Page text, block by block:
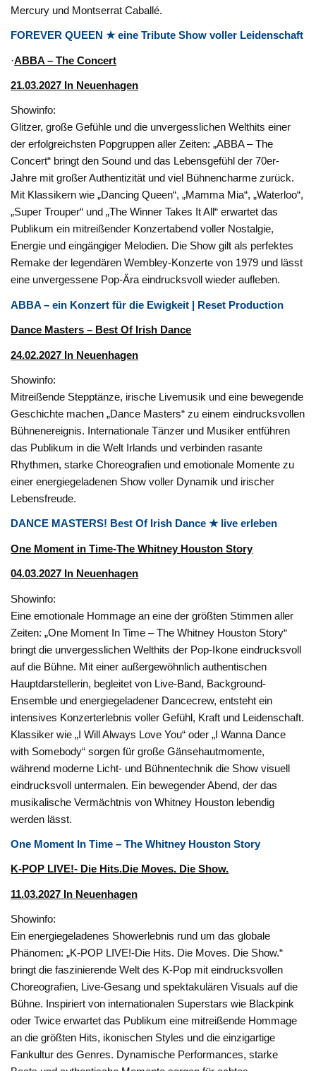
Mercury und Montserrat Caballé.
FOREVER QUEEN★eine Tribute Show voller Leidenschaft
·ABBA – The Concert
21.03.2027 In Neuenhagen
Showinfo:
Glitzer, große Gefühle und die unvergesslichen Welthits einer
der erfolgreichsten Popgruppen aller Zeiten: „ABBA – The
Concert“ bringt den Sound und das Lebensgefühl der 70er-
Jahre mit großer Authentizität und viel Bühnencharme zurück.
Mit Klassikern wie „Dancing Queen“, „Mamma Mia“, „Waterloo“,
„Super Trouper“ und „The Winner Takes It All“ erwartet das
Publikum ein mitreißender Konzertabend voller Nostalgie,
Energie und eingängiger Melodien. Die Show gilt als perfektes
Remake der legendären Wembley-Konzerte von 1979 und lässt
eine unvergessene Pop-Ära eindrucksvoll wieder aufleben.
ABBA – ein Konzert für die Ewigkeit | Reset Production
Dance Masters – Best Of Irish Dance
24.02.2027 In Neuenhagen
Showinfo:
Mitreißende Stepptänze, irische Livemusik und eine bewegende
Geschichte machen „Dance Masters“ zu einem eindrucksvollen
Bühnenereignis. Internationale Tänzer und Musiker entführen
das Publikum in die Welt Irlands und verbinden rasante
Rhythmen, starke Choreografien und emotionale Momente zu
einer energiegeladenen Show voller Dynamik und irischer
Lebensfreude.
DANCE MASTERS! Best Of Irish Dance ★ live erleben
One Moment in Time-The Whitney Houston Story
04.03.2027 In Neuenhagen
Showinfo:
Eine emotionale Hommage an eine der größten Stimmen aller
Zeiten: „One Moment In Time – The Whitney Houston Story“
bringt die unvergesslichen Welthits der Pop-Ikone eindrucksvoll
auf die Bühne. Mit einer außergewöhnlich authentischen
Hauptdarstellerin, begleitet von Live-Band, Background-
Ensemble und energiegeladener Dancecrew, entsteht ein
intensives Konzerterlebnis voller Gefühl, Kraft und Leidenschaft.
Klassiker wie „I Will Always Love You“ oder „I Wanna Dance
with Somebody“ sorgen für große Gänsehautmomente,
während moderne Licht- und Bühnentechnik die Show visuell
eindrucksvoll untermalen. Ein bewegender Abend, der das
musikalische Vermächtnis von Whitney Houston lebendig
werden lässt.
One Moment In Time – The Whitney Houston Story
K-POP LIVE!- Die Hits.Die Moves. Die Show.
11.03.2027 In Neuenhagen
Showinfo:
Ein energiegeladenes Showerlebnis rund um das globale
Phänomen: „K-POP LIVE!-Die Hits. Die Moves. Die Show.“
bringt die faszinierende Welt des K-Pop mit eindrucksvollen
Choreografien, Live-Gesang und spektakulären Visuals auf die
Bühne. Inspiriert von internationalen Superstars wie Blackpink
oder Twice erwartet das Publikum eine mitreißende Hommage
an die größten Hits, ikonischen Styles und die einzigartige
Fankultur des Genres. Dynamische Performances, starke